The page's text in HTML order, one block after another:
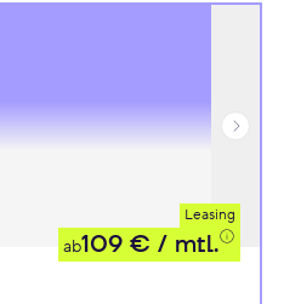
Leasing
ab109 € / mtl.